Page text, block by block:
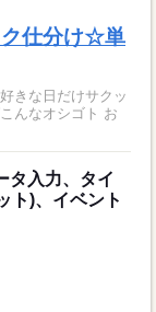
仕分け☆単
きな日だけサクッ
んなオシゴト お
入力、タイ
ト)、イベント